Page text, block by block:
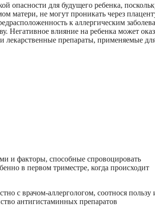
опасности для будущего ребенка,
матери, не могут проникать через
к аллергическим
Негативное влияние на ребенка может
лекарственные препараты, применяемые
и факторы, способные спровоцировать
в первом триместре, когда происходит
с врачом-аллергологом, соотнося пользу
антигистаминных препаратов